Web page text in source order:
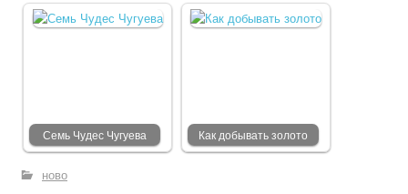
Семь Чудес Чугуева Как добывать золото
ново